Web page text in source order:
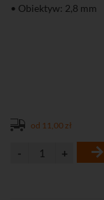
• Obiektyw: 2,8 mm
• Wbudowany
od 11,00 zł